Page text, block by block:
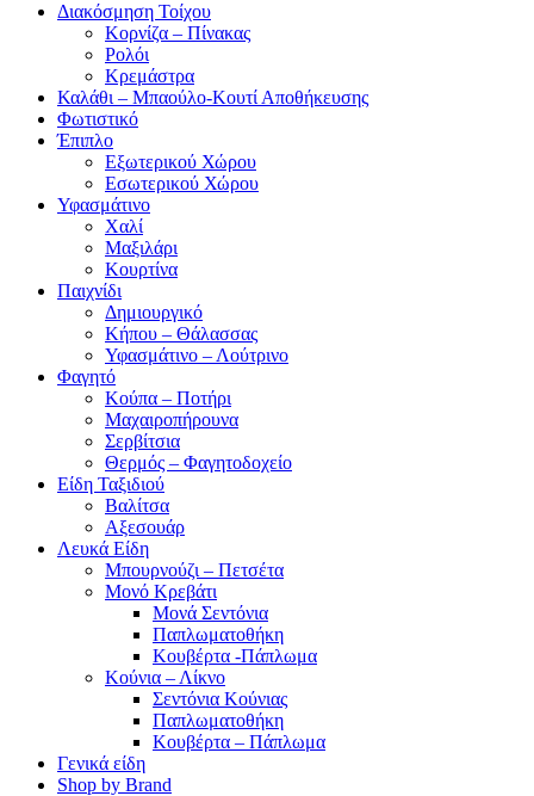
Διακόσμηση Τοίχου
Κορνίζα – Πίνακας
Ρολόι
Κρεμάστρα
Καλάθι – Μπαούλο-Κουτί Αποθήκευσης
Φωτιστικό
Έπιπλο
Εξωτερικού Χώρου
Εσωτερικού Χώρου
Υφασμάτινο
Χαλί
Μαξιλάρι
Κουρτίνα
Παιχνίδι
Δημιουργικό
Κήπου – Θάλασσας
Υφασμάτινο – Λούτρινο
Φαγητό
Κούπα – Ποτήρι
Μαχαιροπήρουνα
Σερβίτσια
Θερμός – Φαγητοδοχείο
Είδη Ταξιδιού
Βαλίτσα
Αξεσουάρ
Λευκά Είδη
Μπουρνούζι – Πετσέτα
Μονό Κρεβάτι
Μονά Σεντόνια
Παπλωματοθήκη
Κουβέρτα -Πάπλωμα
Κούνια – Λίκνο
Σεντόνια Κούνιας
Παπλωματοθήκη
Κουβέρτα – Πάπλωμα
Γενικά είδη
Shop by Brand